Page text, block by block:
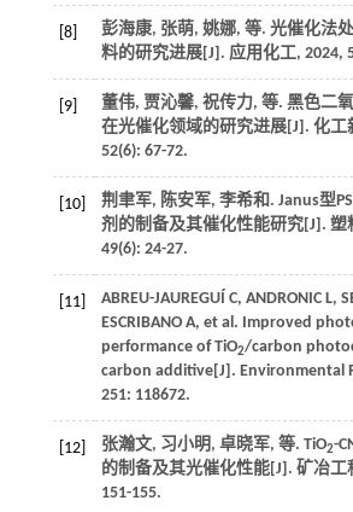
[8] 彭海康, 张萌, 姚娜, 等. 光催化法
料的研究进展[J]. 应用化工, 2024,
[9] 董伟, 贾沁馨, 祝传力, 等. 黑色二
在光催化领域的研究进展[J]. 化工
52(6): 67-72.
[10] 荆聿军, 陈安军, 李希和. Janus型
剂的制备及其催化性能研究[J]. 塑
49(6): 24-27.
[11] ABREU-JAUREGUÍ C, ANDRONIC L,
ESCRIBANO A, et al. Improved
performance of TiO2/carbon
carbon additive[J]. Environmental
251: 118672.
[12] 张瀚文, 习小明, 卓晓军, 等. TiO2-
的制备及其光催化性能[J]. 矿冶工
151-155.